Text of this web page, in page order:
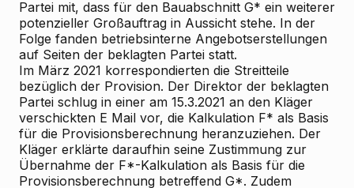
Partei mit, dass für den Bauabschnitt G* ein weiterer
potenzieller Großauftrag in Aussicht stehe. In der
Folge fanden betriebsinterne Angebotserstellungen
auf Seiten der beklagten Partei statt.
Im März 2021 korrespondierten die Streitteile
bezüglich der Provision. Der Direktor der beklagten
Partei schlug in einer am 15.3.2021 an den Kläger
verschickten E Mail vor, die Kalkulation F* als Basis
für die Provisionsberechnung heranzuziehen. Der
Kläger erklärte daraufhin seine Zustimmung zur
Übernahme der F*-Kalkulation als Basis für die
Provisionsberechnung betreffend G*. Zudem